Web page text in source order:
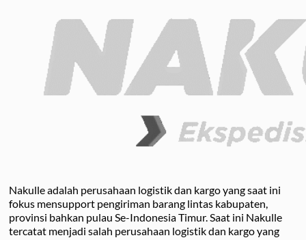
Kendari
yang
Aman
Nakulle adalah perusahaan logistik dan kargo yang saat ini
fokus mensupport pengiriman barang lintas kabupaten,
provinsi bahkan pulau Se-Indonesia Timur. Saat ini Nakulle
tercatat menjadi salah perusahaan logistik dan kargo yang